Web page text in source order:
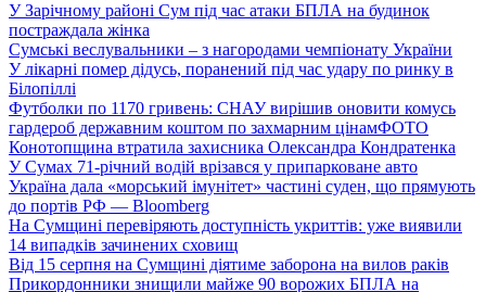
У Зарічному районі Сум під час атаки БПЛА на будинок
постраждала жінка
Сумські веслувальники – з нагородами чемпіонату України
У лікарні помер дідусь, поранений під час удару по ринку в
Білопіллі
Футболки по 1170 гривень: СНАУ вирішив оновити комусь
гардероб державним коштом по захмарним цінамФОТО
Конотопщина втратила захисника Олександра Кондратенка
У Сумах 71-річний водій врізався у припарковане авто
Україна дала «морський імунітет» частині суден, що прямують
до портів РФ — Bloomberg
На Сумщині перевіряють доступність укриттів: уже виявили
14 випадків зачинених сховищ
Від 15 серпня на Сумщині діятиме заборона на вилов раків
Прикордонники знищили майже 90 ворожих БПЛА на